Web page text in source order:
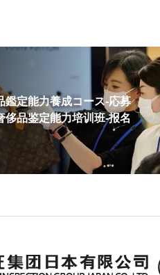
定能力養成コース-応募
品鉴定能力培训班-报名